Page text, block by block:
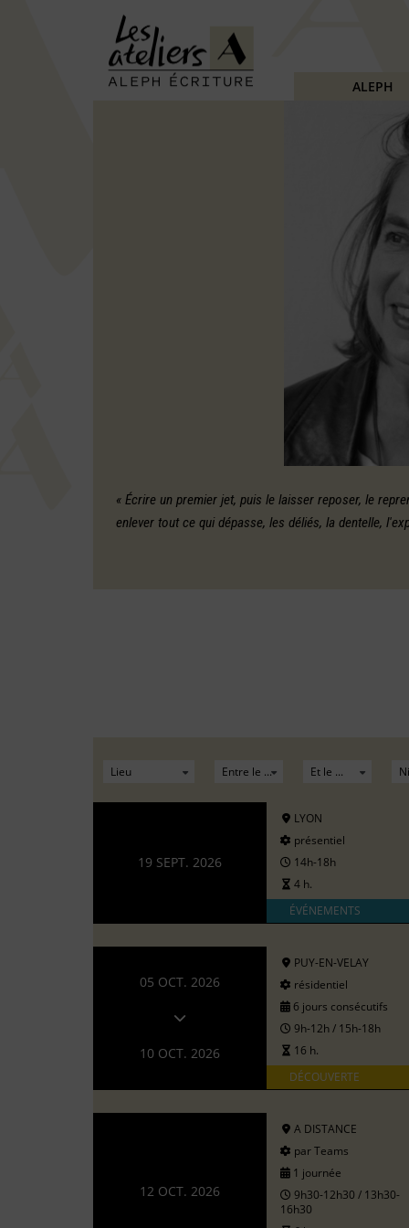
ALEPH
« Écrire un premier jet, puis le laisser reposer, le
enlever tout ce qui dépasse, les déliés, la dentelle,
19 SEPT. 2026
LYON
présentiel
14h-18h
4 h.
ÉVÉNEMENTS
05 OCT. 2026
10 OCT. 2026
PUY-EN-VELAY
résidentiel
6 jours consécutifs
9h-12h / 15h-18h
16 h.
DÉCOUVERTE
12 OCT. 2026
A DISTANCE
par Teams
1 journée
9h30-12h30 / 13h30-
16h30